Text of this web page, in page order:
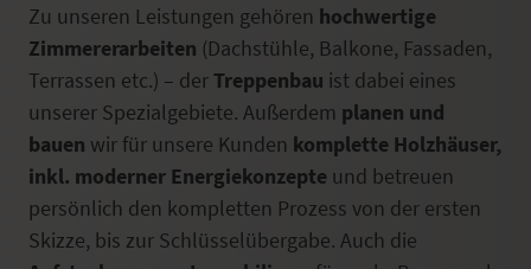
Bauen mit Holz
Kontakt
Zu unseren Leistungen gehören hochwertige
Zimmererarbeiten (Dachstühle, Balkone, Fassaden,
Terrassen etc.) – der Treppenbau ist dabei eines
unserer Spezialgebiete. Außerdem planen und
bauen wir für unsere Kunden komplette Holzhäuser,
inkl. moderner Energiekonzepte und betreuen
persönlich den kompletten Prozess von der ersten
Skizze, bis zur Schlüsselübergabe. Auch die